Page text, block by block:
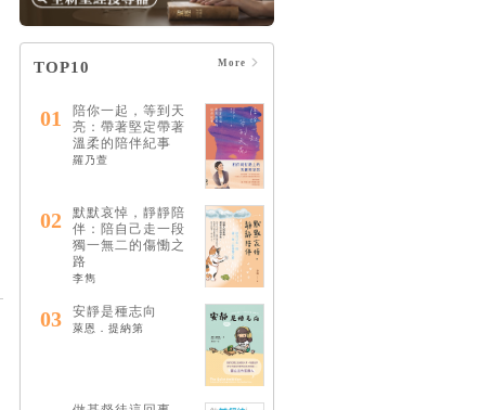
TOP10 More
01
陪你一起，等到天
亮：帶著堅定帶著
溫柔的陪伴紀事
羅乃萱
02
默默哀悼，靜靜陪
伴：陪自己走一段
獨一無二的傷慟之
路
李雋
03 安靜是種志向
萊恩．提納第